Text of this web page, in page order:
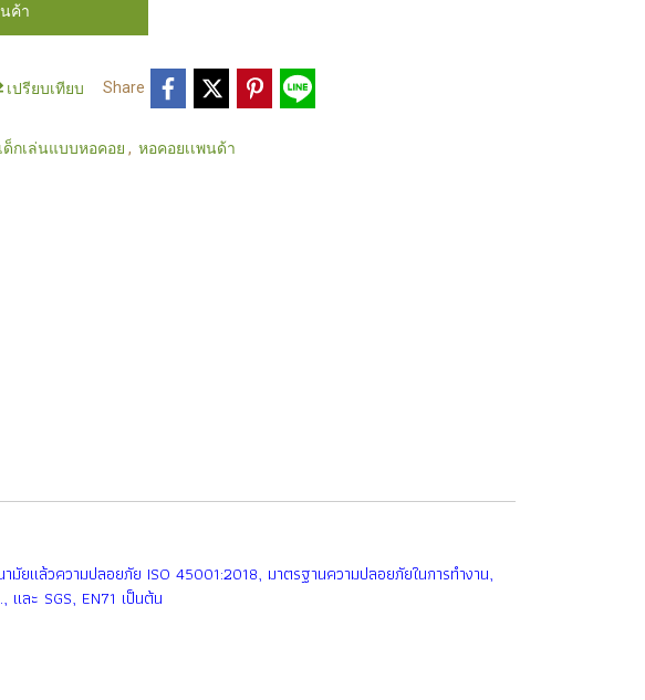
ค้า
เปรียบเทียบ Share
ด็กเล่นแบบหอคอย , หอคอยเเพนด้า
ยเเล้วความปลอยภัย ISO 45001:2018, มาตรฐานความปลอยภัยในการทำงาน,
ละ SGS, EN71 เป็นต้น